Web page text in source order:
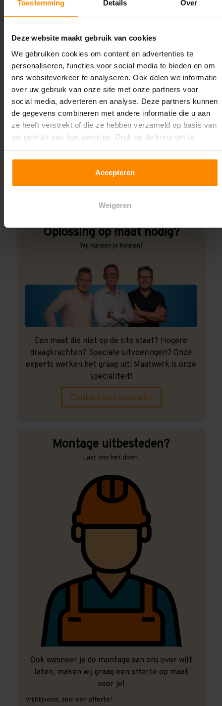
Toestemming Details Over
Deze website maakt gebruik van cookies
We gebruiken cookies om content en advertenties te
personaliseren, functies voor social media te bieden en om
ons websiteverkeer te analyseren. Ook delen we informatie
over uw gebruik van onze site met onze partners voor
social media, adverteren en analyse. Deze partners kunnen
de gegevens combineren met andere informatie die u aan
ze heeft verstrekt of die ze hebben verzameld op basis van
uw gebruik van hun services. Druk op de knop om te
accepteren!
Accepteren
Weigeren
Liggerlengte:
2.700 mm
Aantal niveaus:
4
Kleur staanders:
Galva
1.550 kg (516 kg per pallet)
Oplossing op maat nodig?
Wij kunnen je helpen!
Een maat die niet op de site staat? Hogere
draagkrachten? Speciale uitvoeringen? Onze
experts werken het graag uit! Maatwerk is onze
specialiteit!
Contact met specialist
Montage uitbesteden?
Laat ons het doen!
Ook wanneer je de montage aan ons over wilt
laten, maken wij graag een offerte op maat
voor je!
Vrijblijvend, snel een offerte!